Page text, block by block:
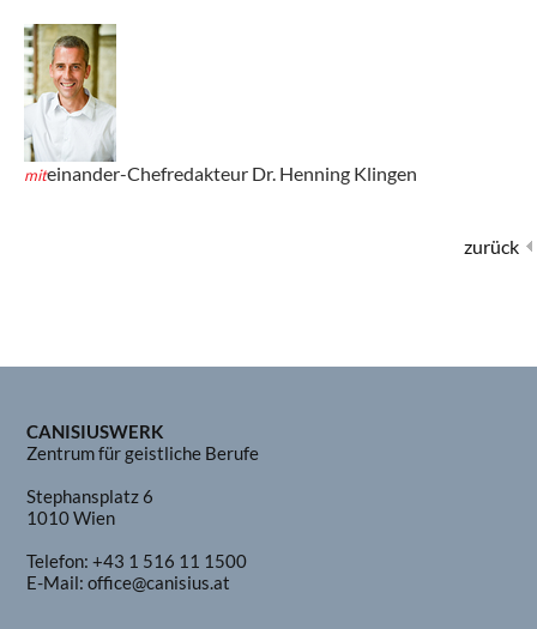
miteinander-Chefredakteur Dr. Henning Klingen
zurück
CANISIUSWERK
Zentrum für geistliche Berufe
Stephansplatz 6
1010 Wien
Telefon:+43 1 516 11 1500
E-Mail:office@canisius.at